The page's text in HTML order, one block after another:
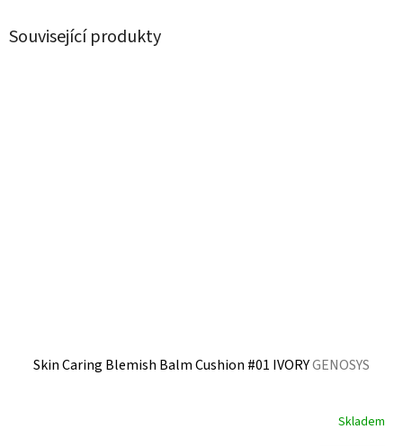
Související produkty
Skin Caring Blemish Balm Cushion #01 IVORYGENOSYS
Skladem